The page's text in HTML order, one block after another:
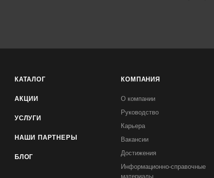
КАТАЛОГ
АКЦИИ
УСЛУГИ
НАШИ ПАРТНЕРЫ
БЛОГ
КОМПАНИЯ
О компании
Руководство
Карьера
Вакансии
Достижения
Информационно-справочные
материалы